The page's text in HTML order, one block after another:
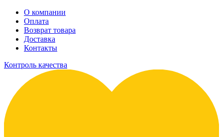
О компании
Оплата
Возврат товара
Доставка
Контакты
Контроль качества